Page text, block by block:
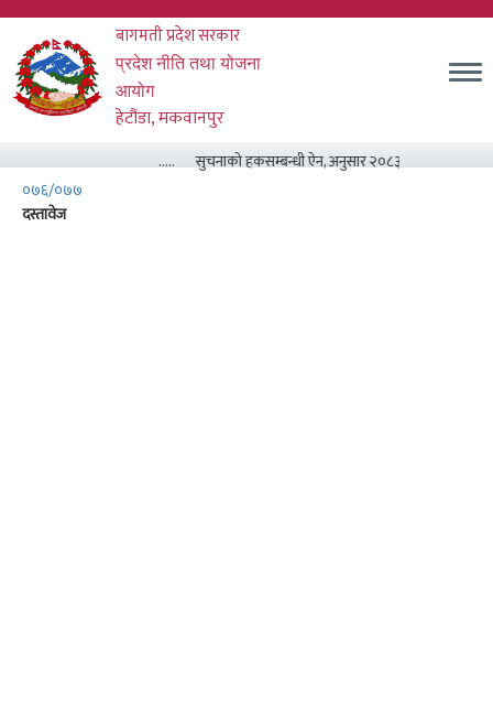
Skip
main
content
बागमती प्रदेश सरकार
प्रदेश नीति तथा योजना
आयोग
हेटौंडा, मकवानपुर
.....
सुचनाको हकसम्बन्धी ऐन, अनुसार २०८३ असार मसान्त सम्म
०७६/०७७
दस्तावेज